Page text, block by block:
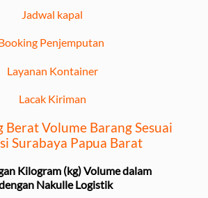
Jadwal kapal
Penjemputan
Layanan Kontainer
Lacak Kiriman
Volume Barang Sesuai
Surabaya Papua Barat
Kilogram (kg) Volume dalam
Nakulle Logistik